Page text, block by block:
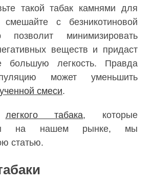
такой табак камнями для
смешайте с безникотиновой
минимизировать
веществ и придаст
большую легкость. Правда
может уменьшить
смеси.
легкого табака, которые
на нашем рынке, мы
статью.